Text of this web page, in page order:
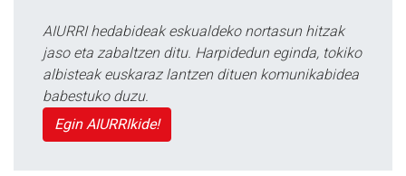
AIURRI hedabideak eskualdeko nortasun hitzak
jaso eta zabaltzen ditu. Harpidedun eginda, tokiko
albisteak euskaraz lantzen dituen komunikabidea
babestuko duzu.
Egin AIURRIkide!